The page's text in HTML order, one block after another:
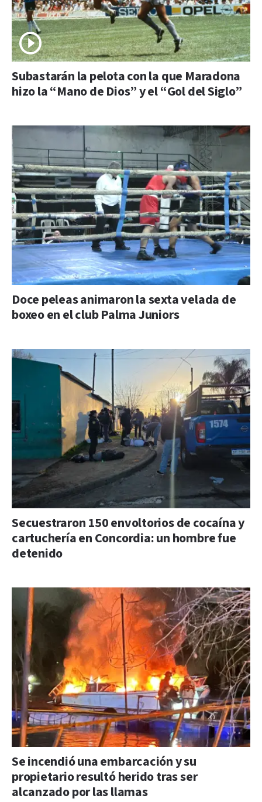
Subastarán la pelota con la que Maradona
hizo la “Mano de Dios” y el “Gol del Siglo”
Doce peleas animaron la sexta velada de
boxeo en el club Palma Juniors
Secuestraron 150 envoltorios de cocaína y
cartuchería en Concordia: un hombre fue
detenido
Se incendió una embarcación y su
propietario resultó herido tras ser
alcanzado por las llamas